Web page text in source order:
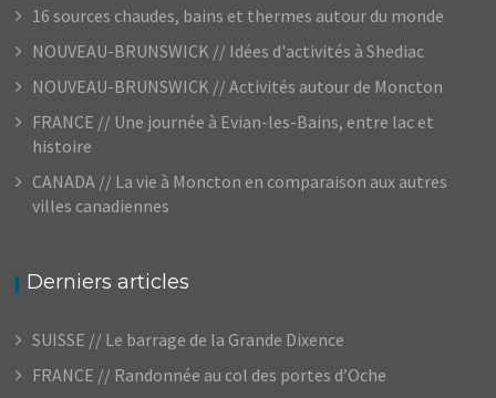
16 sources chaudes, bains et thermes autour du monde
NOUVEAU-BRUNSWICK // Idées d'activités à Shediac
NOUVEAU-BRUNSWICK // Activités autour de Moncton
FRANCE // Une journée à Evian-les-Bains, entre lac et
histoire
CANADA // La vie à Moncton en comparaison aux autres
villes canadiennes
Derniers articles
SUISSE // Le barrage de la Grande Dixence
FRANCE // Randonnée au col des portes d’Oche